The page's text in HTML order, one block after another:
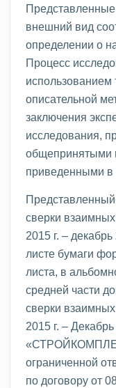
Представленные
внешний вид
определении о
Процесс
использованием
описательной
заключения
исследования,
общепринятыми
приведенными в
Представленный
сверки
2015 г. –
листе бумаги
листа, в
средней части
сверки
2015 г. –
ограниченной
по договору от